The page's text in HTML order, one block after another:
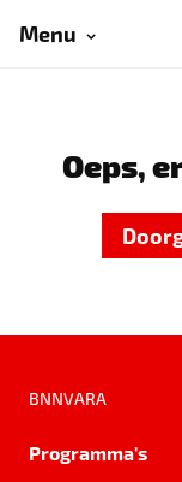
Menu
Oeps,
BNNVARA
Programma's